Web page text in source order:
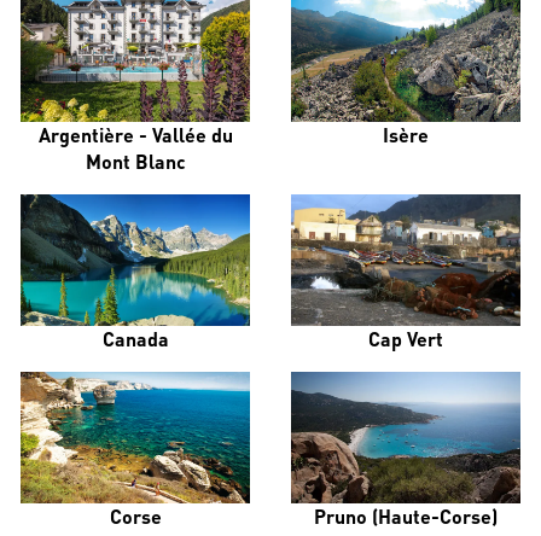
Argentière - Vallée du
Mont Blanc
Isère
Canada Cap Vert
Corse Pruno (Haute-Corse)